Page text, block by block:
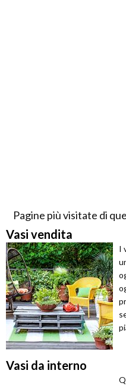
Pagine più visitate di
Vasi vendita
I
Vasi da interno